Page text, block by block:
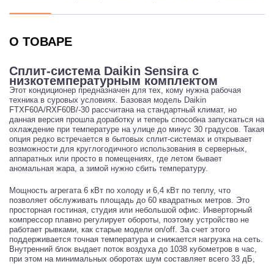
О ТОВАРЕ
Сплит-система Daikin Sensira с
низкотемпературным комплектом
Этот кондиционер предназначен для тех, кому нужна рабочая
техника в суровых условиях. Базовая модель Daikin
FTXF60A/RXF60B/-30 рассчитана на стандартный климат, но
данная версия прошла доработку и теперь способна запускаться на
охлаждение при температуре на улице до минус 30 градусов. Такая
опция редко встречается в бытовых сплит-системах и открывает
возможности для круглогодичного использования в серверных,
аппаратных или просто в помещениях, где летом бывает
аномальная жара, а зимой нужно сбить температуру.
Мощность агрегата 6 кВт по холоду и 6,4 кВт по теплу, что
позволяет обслуживать площадь до 60 квадратных метров. Это
просторная гостиная, студия или небольшой офис. Инверторный
компрессор плавно регулирует обороты, поэтому устройство не
работает рывками, как старые модели on/off. За счет этого
поддерживается точная температура и снижается нагрузка на сеть.
Внутренний блок выдает поток воздуха до 1038 кубометров в час,
при этом на минимальных оборотах шум составляет всего 33 дБ,